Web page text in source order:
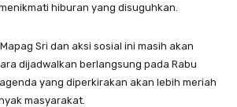
hiburan yang disuguhkan.
Sri dan aksi sosial ini masih akan
dijadwalkan berlangsung pada Rabu
yang diperkirakan akan lebih meriah
masyarakat.